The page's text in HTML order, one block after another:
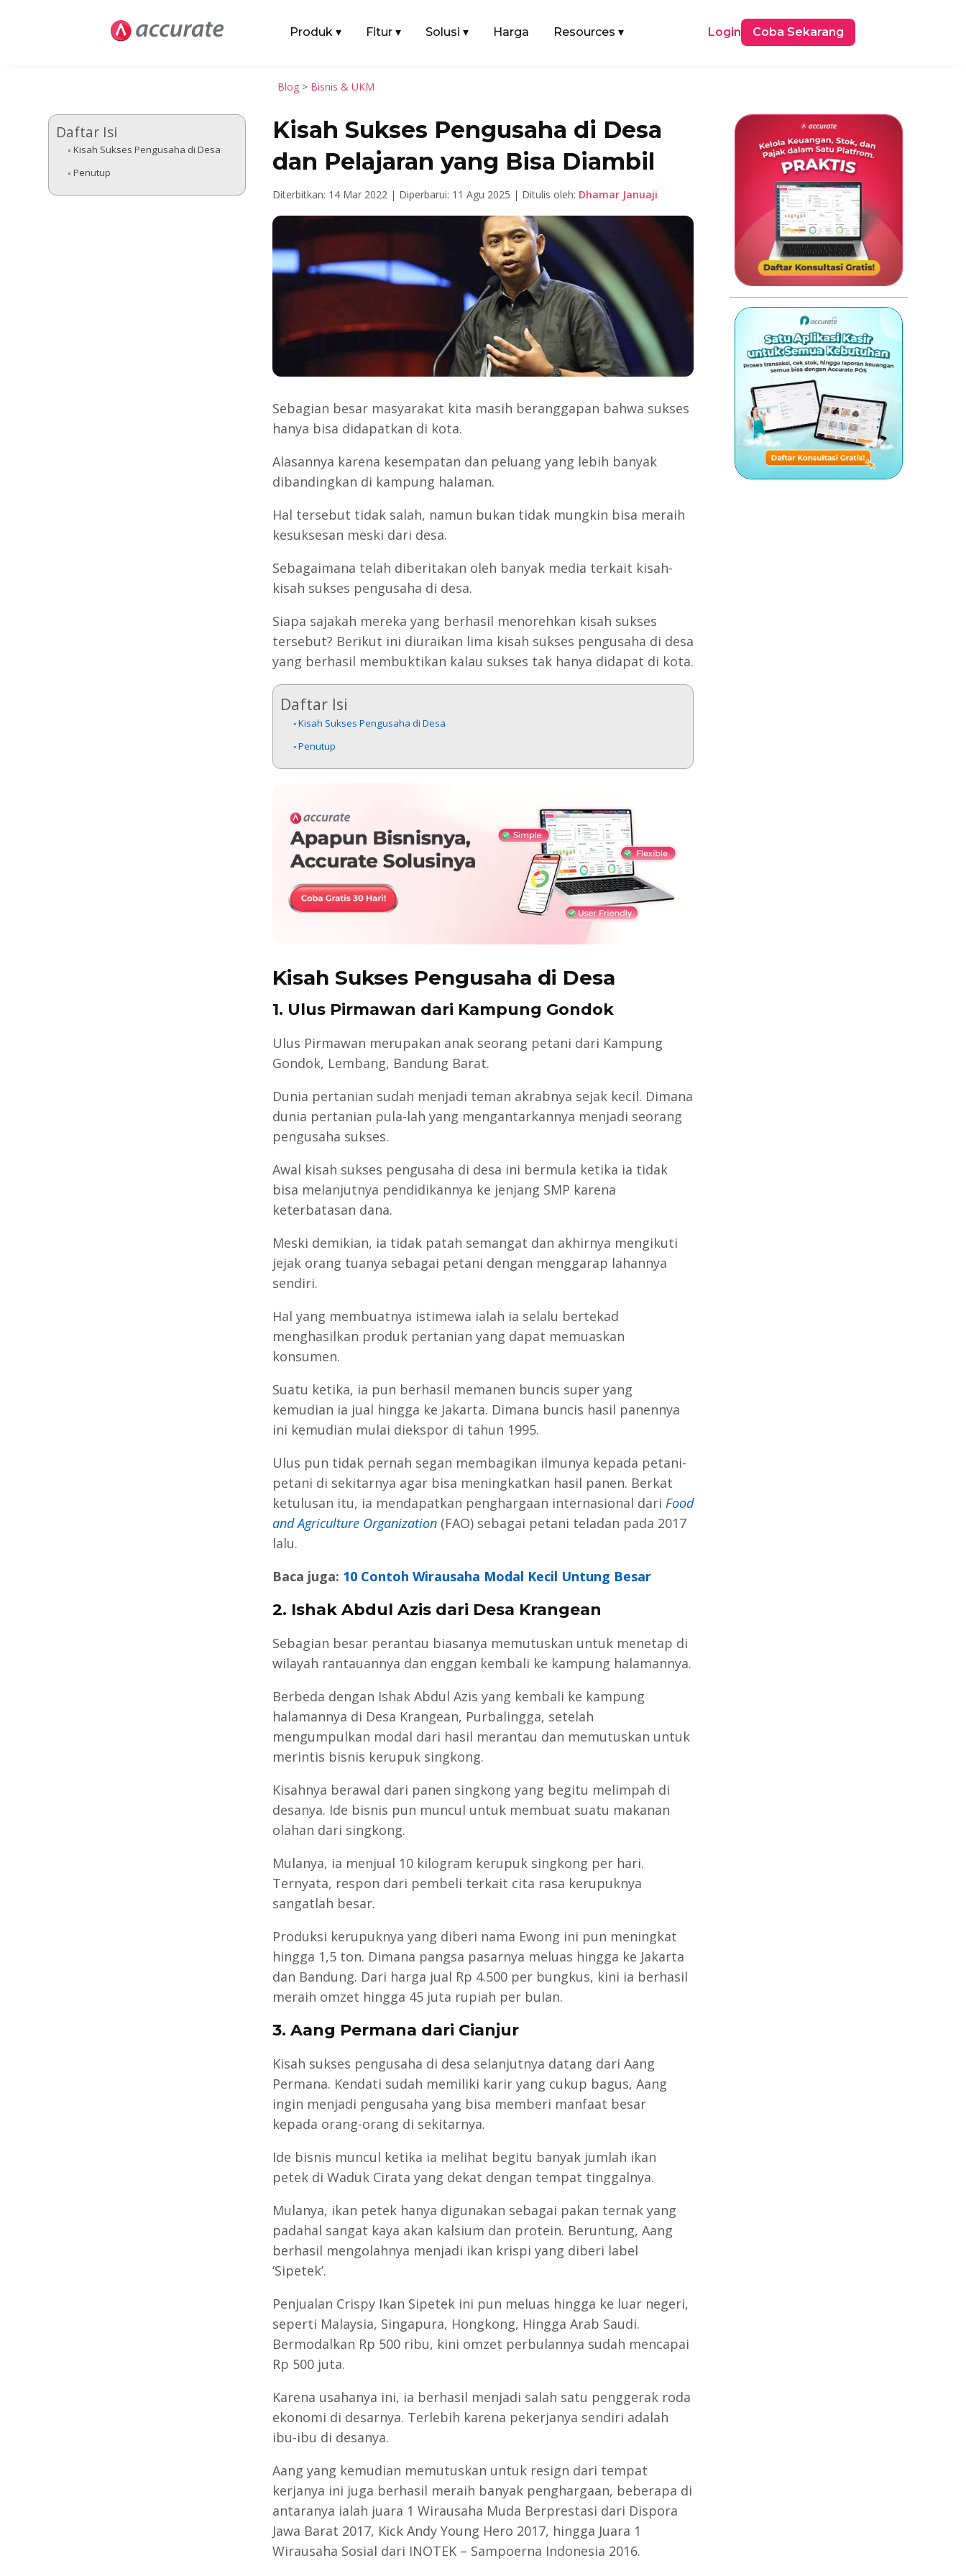
Produk ▾ Fitur ▾ Solusi ▾ Harga Resources ▾ Login Coba Sekarang
Blog > Bisnis & UKM
Daftar Isi
Kisah Sukses Pengusaha di Desa
Penutup
Kisah Sukses Pengusaha di Desa
dan Pelajaran yang Bisa Diambil
Diterbitkan: 14 Mar 2022 | Diperbarui: 11 Agu 2025 | Ditulis oleh: Dhamar Januaji
Sebagian besar masyarakat kita masih beranggapan bahwa sukses
hanya bisa didapatkan di kota.
Alasannya karena kesempatan dan peluang yang lebih banyak
dibandingkan di kampung halaman.
Hal tersebut tidak salah, namun bukan tidak mungkin bisa meraih
kesuksesan meski dari desa.
Sebagaimana telah diberitakan oleh banyak media terkait kisah-
kisah sukses pengusaha di desa.
Siapa sajakah mereka yang berhasil menorehkan kisah sukses
tersebut? Berikut ini diuraikan lima kisah sukses pengusaha di desa
yang berhasil membuktikan kalau sukses tak hanya didapat di kota.
Daftar Isi
Kisah Sukses Pengusaha di Desa
Penutup
Kisah Sukses Pengusaha di Desa
1. Ulus Pirmawan dari Kampung Gondok
Ulus Pirmawan merupakan anak seorang petani dari Kampung
Gondok, Lembang, Bandung Barat.
Dunia pertanian sudah menjadi teman akrabnya sejak kecil. Dimana
dunia pertanian pula-lah yang mengantarkannya menjadi seorang
pengusaha sukses.
Awal kisah sukses pengusaha di desa ini bermula ketika ia tidak
bisa melanjutnya pendidikannya ke jenjang SMP karena
keterbatasan dana.
Meski demikian, ia tidak patah semangat dan akhirnya mengikuti
jejak orang tuanya sebagai petani dengan menggarap lahannya
sendiri.
Hal yang membuatnya istimewa ialah ia selalu bertekad
menghasilkan produk pertanian yang dapat memuaskan
konsumen.
Suatu ketika, ia pun berhasil memanen buncis super yang
kemudian ia jual hingga ke Jakarta. Dimana buncis hasil panennya
ini kemudian mulai diekspor di tahun 1995.
Ulus pun tidak pernah segan membagikan ilmunya kepada petani-
petani di sekitarnya agar bisa meningkatkan hasil panen. Berkat
ketulusan itu, ia mendapatkan penghargaan internasional dari Food
and Agriculture Organization(FAO) sebagai petani teladan pada 2017
lalu.
Baca juga: 10 Contoh Wirausaha Modal Kecil Untung Besar
2. Ishak Abdul Azis dari Desa Krangean
Sebagian besar perantau biasanya memutuskan untuk menetap di
wilayah rantauannya dan enggan kembali ke kampung halamannya.
Berbeda dengan Ishak Abdul Azis yang kembali ke kampung
halamannya di Desa Krangean, Purbalingga, setelah
mengumpulkan modal dari hasil merantau dan memutuskan untuk
merintis bisnis kerupuk singkong.
Kisahnya berawal dari panen singkong yang begitu melimpah di
desanya. Ide bisnis pun muncul untuk membuat suatu makanan
olahan dari singkong.
Mulanya, ia menjual 10 kilogram kerupuk singkong per hari.
Ternyata, respon dari pembeli terkait cita rasa kerupuknya
sangatlah besar.
Produksi kerupuknya yang diberi nama Ewong ini pun meningkat
hingga 1,5 ton. Dimana pangsa pasarnya meluas hingga ke Jakarta
dan Bandung. Dari harga jual Rp 4.500 per bungkus, kini ia berhasil
meraih omzet hingga 45 juta rupiah per bulan.
3. Aang Permana dari Cianjur
Kisah sukses pengusaha di desa selanjutnya datang dari Aang
Permana. Kendati sudah memiliki karir yang cukup bagus, Aang
ingin menjadi pengusaha yang bisa memberi manfaat besar
kepada orang-orang di sekitarnya.
Ide bisnis muncul ketika ia melihat begitu banyak jumlah ikan
petek di Waduk Cirata yang dekat dengan tempat tinggalnya.
Mulanya, ikan petek hanya digunakan sebagai pakan ternak yang
padahal sangat kaya akan kalsium dan protein. Beruntung, Aang
berhasil mengolahnya menjadi ikan krispi yang diberi label
‘Sipetek’.
Penjualan Crispy Ikan Sipetek ini pun meluas hingga ke luar negeri,
seperti Malaysia, Singapura, Hongkong, Hingga Arab Saudi.
Bermodalkan Rp 500 ribu, kini omzet perbulannya sudah mencapai
Rp 500 juta.
Karena usahanya ini, ia berhasil menjadi salah satu penggerak roda
ekonomi di desarnya. Terlebih karena pekerjanya sendiri adalah
ibu-ibu di desanya.
Aang yang kemudian memutuskan untuk resign dari tempat
kerjanya ini juga berhasil meraih banyak penghargaan, beberapa di
antaranya ialah juara 1 Wirausaha Muda Berprestasi dari Dispora
Jawa Barat 2017, Kick Andy Young Hero 2017, hingga Juara 1
Wirausaha Sosial dari INOTEK – Sampoerna Indonesia 2016.